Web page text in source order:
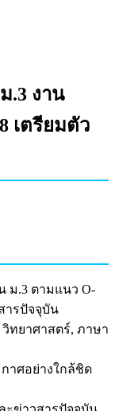
.3 งาน
เตรียมตัว
ม.3 ตามแนว O-
ารปัจจุบัน
ทยาศาสตร์, ภาษา
าศอย่างใกล้ชิด